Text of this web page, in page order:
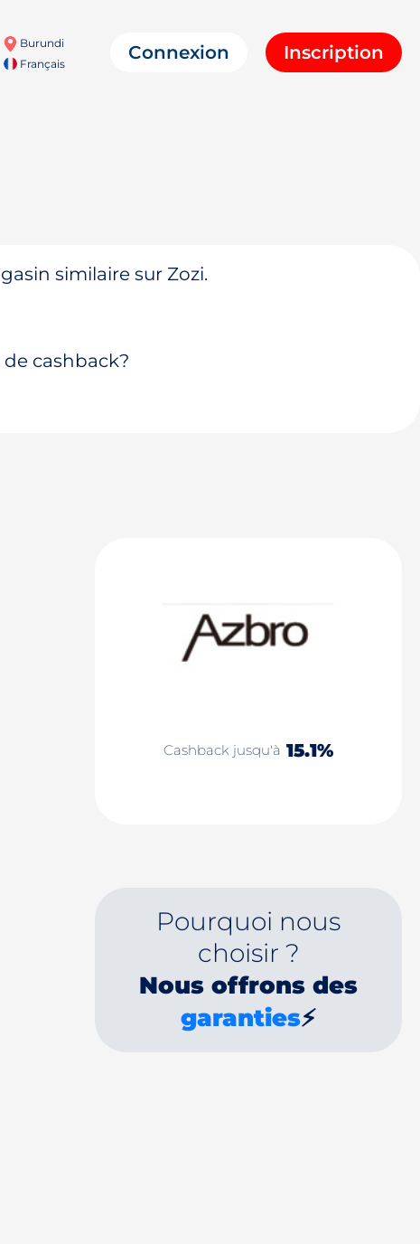
Burundi
Français
Connexion Inscription
similaire sur Zozi.
cashback?
Cashback jusqu'à 15.1%
Pourquoi nous
choisir ?
Nous offrons des
garanties⚡